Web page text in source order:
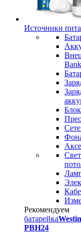
Источники
Bank
Рекомендуем
батарейка
PBH24